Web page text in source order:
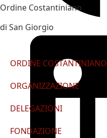
Ordine Costantiniano
di San Giorgio
ORDINE COSTANTINIANO
ORGANIZZAZIONE
DELEGAZIONI
FONDAZIONE